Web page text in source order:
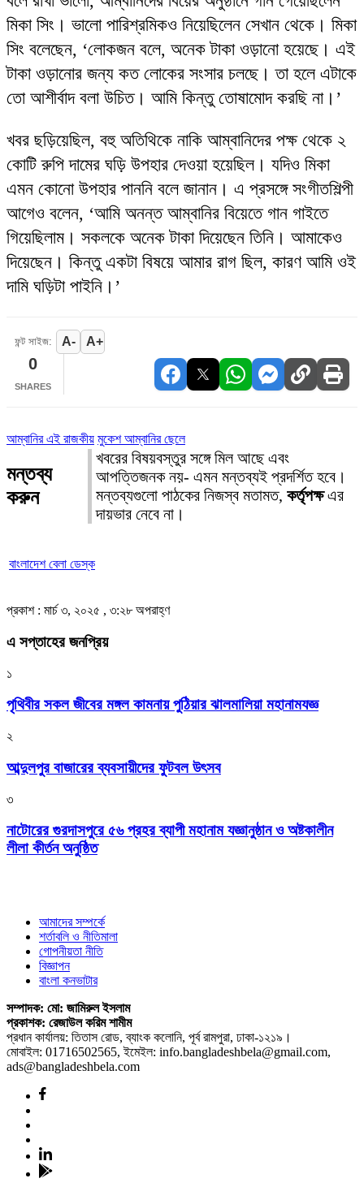
মিকা সিং। ভালো পারিশ্রমিকও নিয়েছিলেন সেখান থেকে। মিকা
সিং বলেছেন, ‘লোকজন বলে, অনেক টাকা ওড়ানো হয়েছে। এই
টাকা ওড়ানোর জন্য কত লোকের সংসার চলছে। তা হলে এটাকে
তো আশীর্বাদ বলা উচিত। আমি কিন্তু তোষামোদ করছি না।’
খবর ছড়িয়েছিল, বহু অতিথিকে নাকি আম্বানিদের পক্ষ থেকে ২
কোটি রুপি দামের ঘড়ি উপহার দেওয়া হয়েছিল। যদিও মিকা
এমন কোনো উপহার পাননি বলে জানান। এ প্রসঙ্গে সংগীতশিল্পী
আগেও বলেন, ‘আমি অনন্ত আম্বানির বিয়েতে গান গাইতে
গিয়েছিলাম। সকলকে অনেক টাকা দিয়েছেন তিনি। আমাকেও
দিয়েছেন। কিন্তু একটা বিষয়ে আমার রাগ ছিল, কারণ আমি ওই
দামি ঘড়িটা পাইনি।’
ফন্ট সাইজ: A- A+
0
SHARES
আম্বানির এই রাজকীয় মুকেশ আম্বানির ছেলে
মন্তব্য
করুন
খবরের বিষয়বস্তুর সঙ্গে মিল আছে এবং
আপত্তিজনক নয়- এমন মন্তব্যই প্রদর্শিত হবে।
মন্তব্যগুলো পাঠকের নিজস্ব মতামত, কর্তৃপক্ষএর
দায়ভার নেবে না।
বাংলাদেশ বেলা ডেস্ক
প্রকাশ : মার্চ ৩, ২০২৫ , ৩:২৮ অপরাহ্ণ
এ সপ্তাহের জনপ্রিয়
১
পৃথিবীর সকল জীবের মঙ্গল কামনায় পুঠিয়ার ঝালমালিয়া মহানামযজ্ঞ
২
আব্দুলপুর বাজারের ব্যবসায়ীদের ফুটবল উৎসব
৩
নাটোরের গুরদাসপুরে ৫৬ প্রহর ব্যাপী মহানাম যজ্ঞানুষ্ঠান ও অষ্টকালীন
লীলা কীর্তন অনুষ্ঠিত
আমাদের সম্পর্কে
শর্তাবলি ও নীতিমালা
গোপনীয়তা নীতি
বিজ্ঞাপন
বাংলা কনভাটার
সম্পাদক: মো: জামিরুল ইসলাম
প্রকাশক: রেজাউল করিম শামীম
প্রধান কার্যালয়: তিতাস রোড, ব্যাংক কলোনি, পূর্ব রামপুরা, ঢাকা-১২১৯।
মোবাইল: 01716502565, ইমেইল: info.bangladeshbela@gmail.com,
ads@bangladeshbela.com